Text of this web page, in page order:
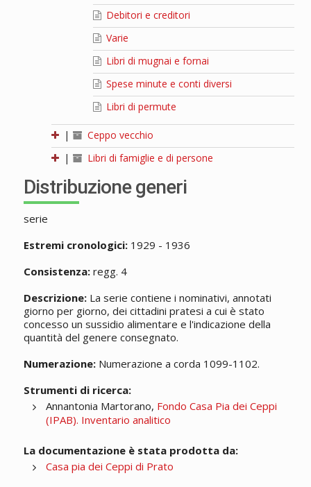
Debitori e creditori
Varie
Libri di mugnai e fornai
Spese minute e conti diversi
Libri di permute
|
Ceppo vecchio
|
Libri di famiglie e di persone
Distribuzione generi
serie
Estremi cronologici:1929 - 1936
Consistenza:regg. 4
Descrizione:La serie contiene i nominativi, annotati
giorno per giorno, dei cittadini pratesi a cui è stato
concesso un sussidio alimentare e l'indicazione della
quantità del genere consegnato.
Numerazione:Numerazione a corda 1099-1102.
Strumenti di ricerca:
Annantonia Martorano, Fondo Casa Pia dei Ceppi
(IPAB). Inventario analitico
La documentazione è stata prodotta da:
Casa pia dei Ceppi di Prato